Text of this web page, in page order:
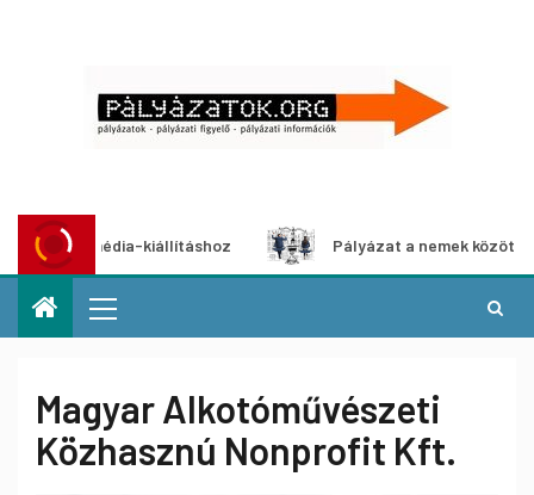
kiállításhoz Pályázat a nemek közötti
Magyar Alkotóművészeti
Közhasznú Nonprofit Kft.